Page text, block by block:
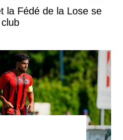
la Fédé de la Lose se